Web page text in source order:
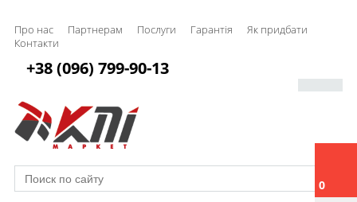
Про нас Партнерам Послуги Гарантія
Як придбати
Контакти
0
+38 (096) 799-90-13